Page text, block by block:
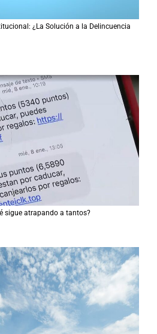
¿La Solución a la Delincuencia
sigue atrapando a tantos?